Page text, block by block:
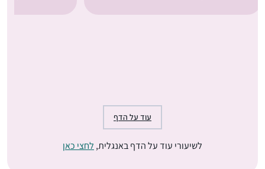
עוד על הדף
לשיעורי עוד על הדף באנגלית, לחצי כאן